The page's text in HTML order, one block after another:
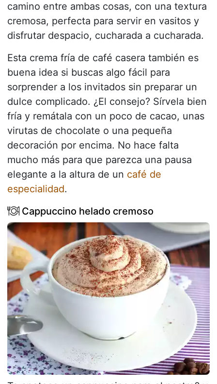
camino entre ambas cosas, con una textura
cremosa, perfecta para servir en vasitos y
disfrutar despacio, cucharada a cucharada.
Esta crema fría de café casera también es
buena idea si buscas algo fácil para
sorprender a los invitados sin preparar un
dulce complicado. ¿El consejo? Sírvela bien
fría y remátala con un poco de cacao, unas
virutas de chocolate o una pequeña
decoración por encima. No hace falta
mucho más para que parezca una pausa
elegante a la altura de un café de
especialidad.
Cappuccino helado cremoso